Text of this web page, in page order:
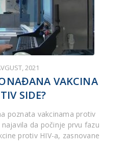
2021
VAKCINA
SIDE?
poznata vakcinama protiv
da počinje prvu fazu
protiv HIV-a, zasnovane